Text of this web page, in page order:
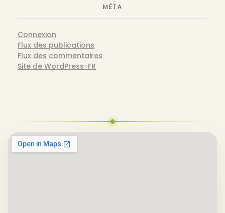
MÉTA
Connexion
Flux des publications
Flux des commentaires
Site de WordPress-FR